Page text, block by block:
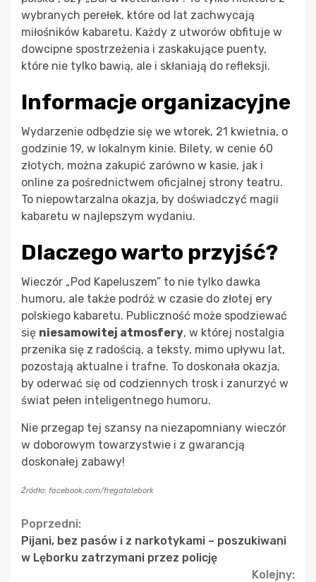
wybranych perełek, które od lat zachwycają
miłośników kabaretu. Każdy z utworów obfituje w
dowcipne spostrzeżenia i zaskakujące puenty,
które nie tylko bawią, ale i skłaniają do refleksji.
Informacje organizacyjne
Wydarzenie odbędzie się we wtorek, 21 kwietnia, o
godzinie 19, w lokalnym kinie. Bilety, w cenie 60
złotych, można zakupić zarówno w kasie, jak i
online za pośrednictwem oficjalnej strony teatru.
To niepowtarzalna okazja, by doświadczyć magii
kabaretu w najlepszym wydaniu.
Dlaczego warto przyjść?
Wieczór „Pod Kapeluszem” to nie tylko dawka
humoru, ale także podróż w czasie do złotej ery
polskiego kabaretu. Publiczność może spodziewać
się niesamowitej atmosfery, w której nostalgia
przenika się z radością, a teksty, mimo upływu lat,
pozostają aktualne i trafne. To doskonała okazja,
by oderwać się od codziennych trosk i zanurzyć w
świat pełen inteligentnego humoru.
Nie przegap tej szansy na niezapomniany wieczór
w doborowym towarzystwie i z gwarancją
doskonałej zabawy!
Źródło: facebook.com/fregatalebork
Continue
Reading
Poprzedni:
Pijani, bez pasów i z narkotykami – poszukiwani
w Lęborku zatrzymani przez policję
Kolejny: